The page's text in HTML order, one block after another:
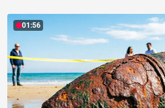
01:56